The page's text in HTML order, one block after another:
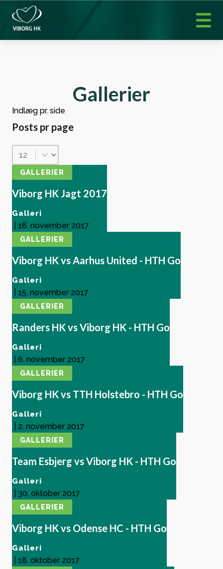
Gallerier
Indlæg pr. side
Posts pr page
Posts pr page
GALLERIER
Viborg HK Jagt 2017
Galleri
16. november 2017
GALLERIER
Viborg HK vs Aarhus United - HTH Go
Galleri
15. november 2017
GALLERIER
Randers HK vs Viborg HK - HTH Go
Galleri
6. november 2017
GALLERIER
Viborg HK vs TTH Holstebro - HTH Go
Galleri
2. november 2017
GALLERIER
Team Esbjerg vs Viborg HK - HTH Go
Galleri
30. oktober 2017
GALLERIER
Viborg HK vs Odense HC - HTH Go
Galleri
18. oktober 2017